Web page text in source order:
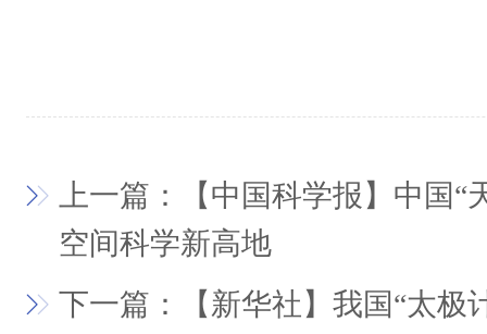
上一篇：【中国科学报】中国
空间科学新高地
下一篇：【新华社】我国“太极